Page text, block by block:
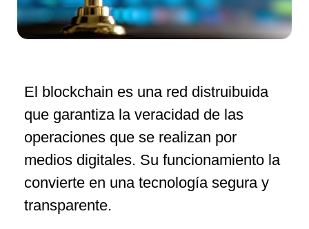
El blockchain es una red distruibuida
que garantiza la veracidad de las
operaciones que se realizan por
medios digitales. Su funcionamiento la
convierte en una tecnología segura y
transparente.